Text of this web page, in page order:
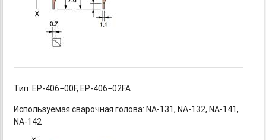
Тип: EP-406−00F, EP-406−02FA
Используемая сварочнаяголова: NA-131, NA-132, NA-141,
NA-142